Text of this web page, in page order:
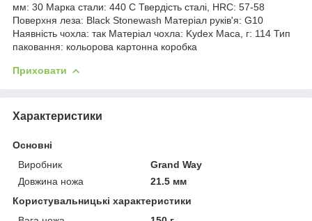
мм: 30 Марка стали: 440 C Твердість сталі, HRC: 57-58
Поверхня леза: Black Stonewash Матеріал руків'я: G10
Наявність чохла: так Матеріал чохла: Kydex Маса, г: 114 Тип
паковання: кольорова картонна коробка
Приховати
Характеристики
Основні
Виробник
Grand Way
Довжина ножа
21.5 мм
Користувальницькі характеристики